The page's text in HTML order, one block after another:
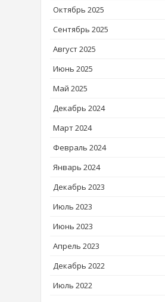
Октябрь 2025
Сентябрь 2025
Август 2025
Июнь 2025
Май 2025
Декабрь 2024
Март 2024
Февраль 2024
Январь 2024
Декабрь 2023
Июль 2023
Июнь 2023
Апрель 2023
Декабрь 2022
Июль 2022